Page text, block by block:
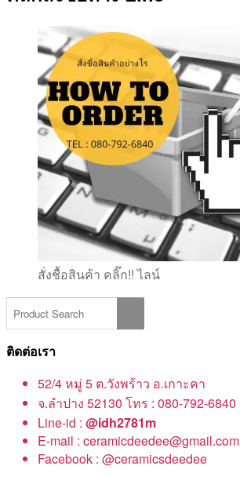
สั่งชื้อสินค้า คลิ๊ก!! ไลน์
ติดต่อเรา
52/4 หมู่ 5 ต.วังพร้าว อ.เกาะคา
จ.ลำปาง 52130 โทร : 080-792-6840
Line-id : @idh2781m
E-mail : ceramicdeedee@gmail.com
Facebook : @ceramicsdeedee